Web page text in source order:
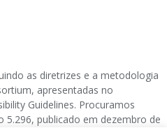
as diretrizes e a metodologia
apresentadas no
Guidelines. Procuramos
5.296, publicado em dezembro de